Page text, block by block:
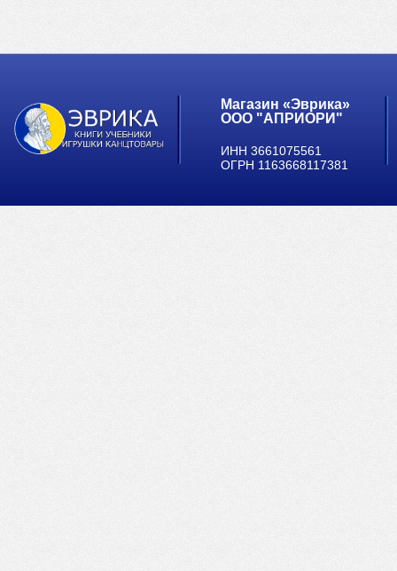
Магазин «Эврика»
ООО "АПРИОРИ"
ИНН 3661075561
ОГРН 1163668117381